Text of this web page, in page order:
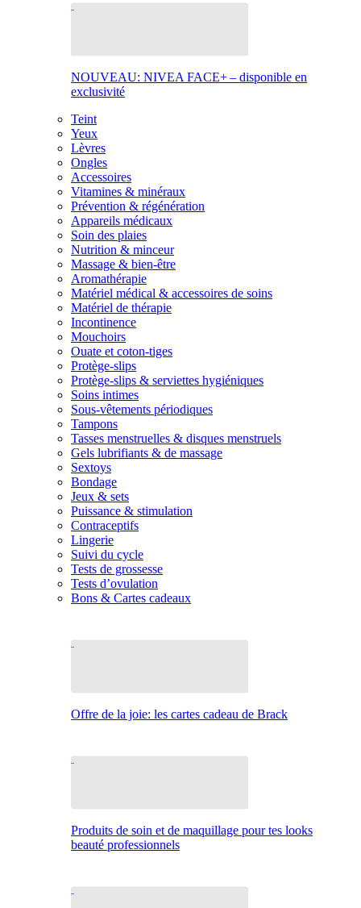
NOUVEAU: NIVEA FACE+ – disponible en
exclusivité
Teint
Yeux
Lèvres
Ongles
Accessoires
Vitamines & minéraux
Prévention & régénération
Appareils médicaux
Soin des plaies
Nutrition & minceur
Massage & bien-être
Aromathérapie
Matériel médical & accessoires de soins
Matériel de thérapie
Incontinence
Mouchoirs
Ouate et coton-tiges
Protège-slips
Protège-slips & serviettes hygiéniques
Soins intimes
Sous-vêtements périodiques
Tampons
Tasses menstruelles & disques menstruels
Gels lubrifiants & de massage
Sextoys
Bondage
Jeux & sets
Puissance & stimulation
Contraceptifs
Lingerie
Suivi du cycle
Tests de grossesse
Tests d’ovulation
Bons & Cartes cadeaux
Offre de la joie: les cartes cadeau de Brack
Produits de soin et de maquillage pour tes looks
beauté professionnels